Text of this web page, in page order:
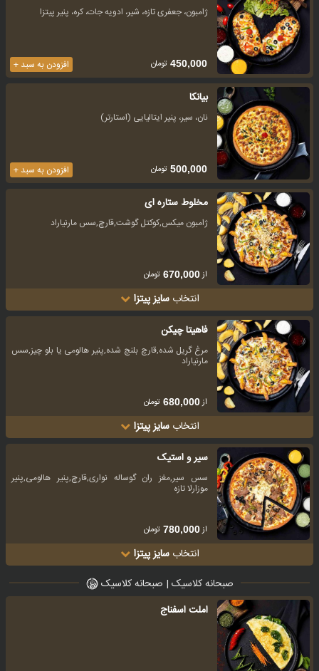
ژامبون، جعفری تازه، شیر، ادویه جات، کره، پنیر پیتزا
افزودن به سبد + 450,000 تومان
بیانکا
نان، سیر، پنیر ایتالیایی (استارتر)
افزودن به سبد + 500,000 تومان
مخلوط ستاره ای
ژامبون میکس,کوکتل گوشت,قارچ,سس مارنیاراد
از670,000 تومان
انتخابسایز پیتزا
فاهیتا چیکن
مرغ گریل شده,قارچ بلنچ شده,پنیر هالومی یا بلو چیز,سس
مارنیاراد
از680,000 تومان
انتخابسایز پیتزا
سیر و استیک
سس سیر,مغز ران گوساله نواری,قارچ,پنیر هالومی,پنیر
موزارلا تازه
از780,000 تومان
انتخابسایز پیتزا
صبحانه کلاسیک | صبحانه کلاسیک
املت اسفناج